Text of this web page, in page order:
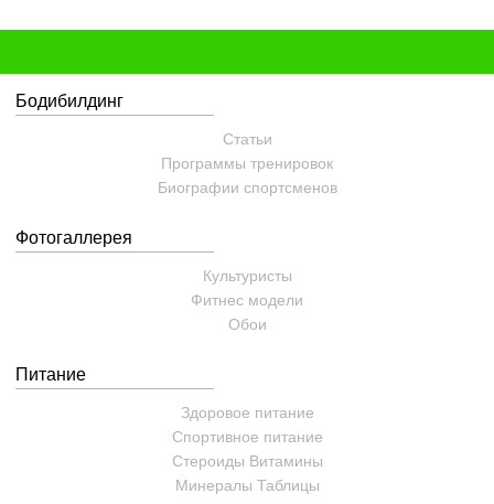
Бодибилдинг
Статьи
Программы тренировок
Биографии спортсменов
Фотогаллерея
Культуристы
Фитнес модели
Обои
Питание
Здоровое питание
Спортивное питание
Стероиды Витамины
Минералы Таблицы